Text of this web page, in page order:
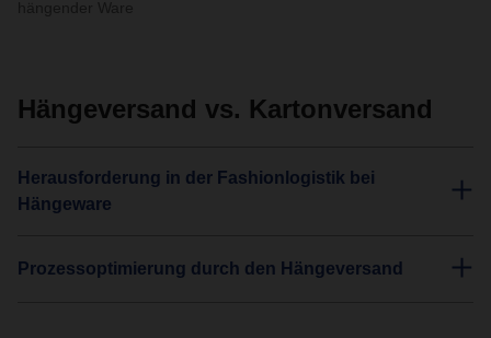
Hängeversand vs. Kartonversand
Herausforderung in der Fashionlogistik bei
Hängeware
Prozessoptimierung durch den Hängeversand